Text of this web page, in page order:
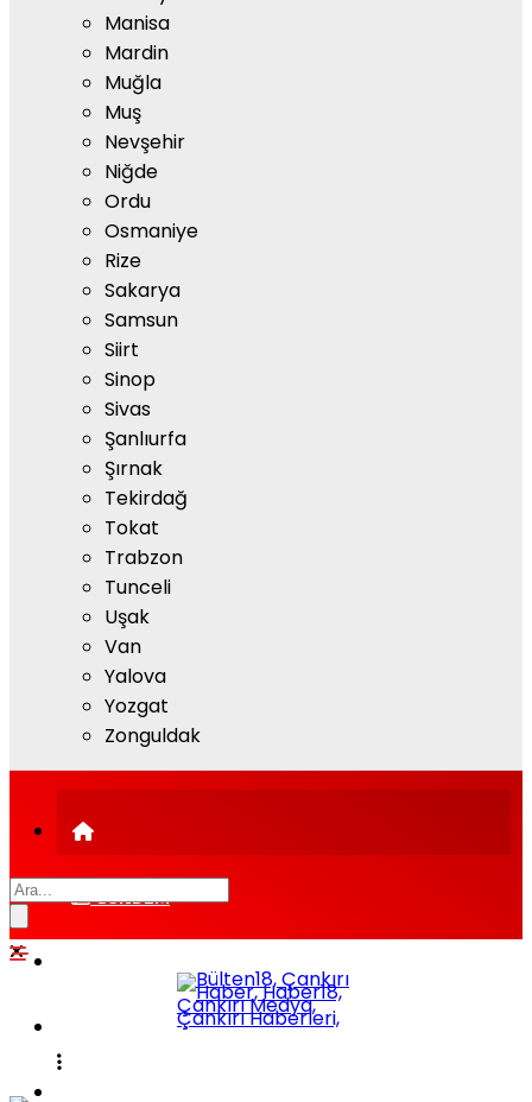
Manisa
Mardin
Muğla
Muş
Nevşehir
Niğde
Ordu
Osmaniye
Rize
Sakarya
Samsun
Siirt
Sinop
Sivas
Şanlıurfa
Şırnak
Tekirdağ
Tokat
Trabzon
Tunceli
Uşak
Van
Yalova
Yozgat
Zonguldak
GÜNDEM
KÜLTÜR-SANAT